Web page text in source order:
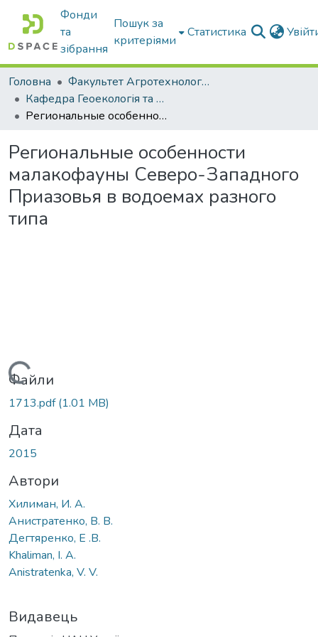
Фонди
та
зібрання
Пошук за
критеріями
Статистика
Головна
Факультет Агротехнологій та екології
Кафедра Геоекологія та землеустрій
Региональные особенности малакофауны Северо-Западного Приазовья в водоемах разного типа
Региональные особенности
малакофауны Северо-Западного
Приазовья в водоемах разного
типа
Вантажиться...
Файли
1713.pdf(1.01 MB)
Дата
2015
Автори
Хилиман, И. А.
Анистратенко, В. В.
Дегтяренко, Е .В.
Khaliman, I. A.
Anistratenka, V. V.
Видавець